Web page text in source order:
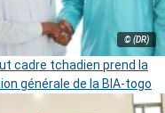
© (DR)
cadre tchadien prend la
générale de la BIA-togo